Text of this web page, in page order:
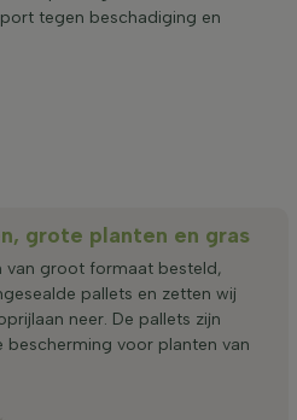
tegen beschadiging en
grote planten en gras
van groot formaat besteld,
pallets en zetten wij
neer. De pallets zijn
bescherming voor planten van